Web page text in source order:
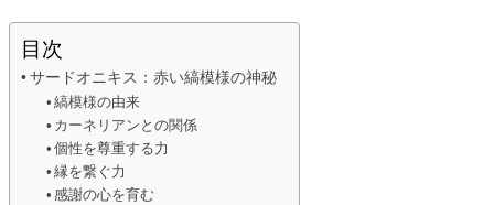
目次
サードオニキス：赤い縞模様の神秘
縞模様の由来
カーネリアンとの関係
個性を尊重する力
縁を繋ぐ力
感謝の心を育む